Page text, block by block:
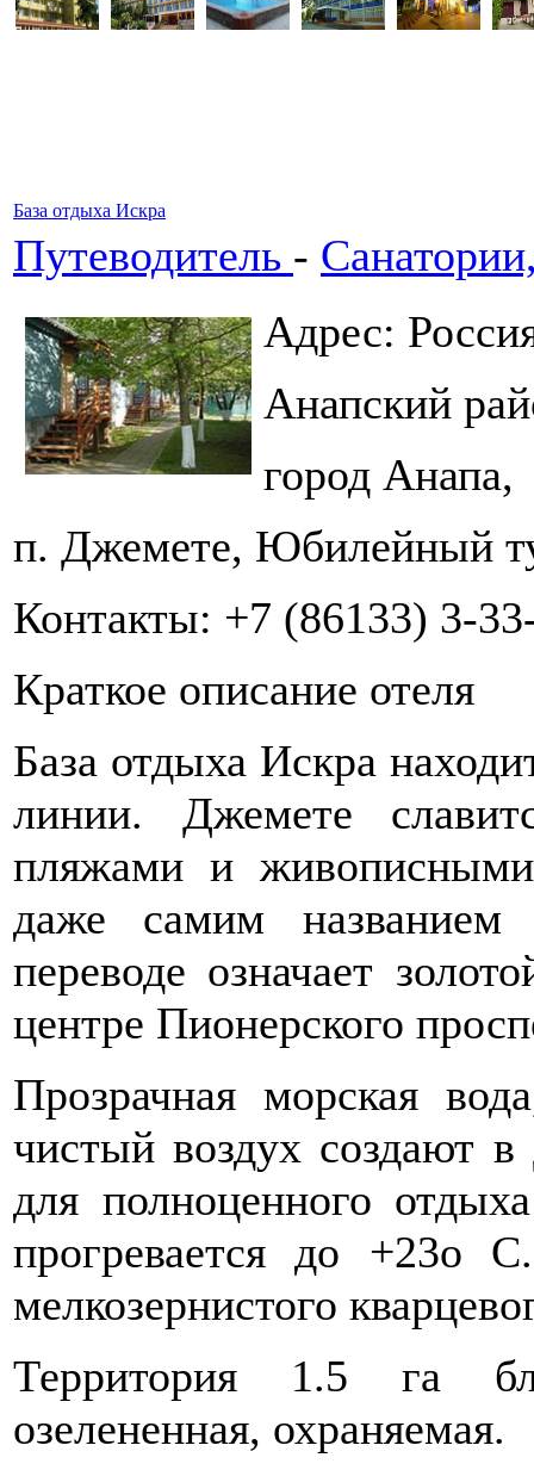
База отдыха Искра
Путеводитель -
Адрес:
Анапский
город Анапа,
п. Джемете, Юбилейный
Контакты: +7 (86133) 3-
Краткое описание отеля
База отдыха Искра
линии. Джемете
пляжами и
даже самим
переводе означает
центре Пионерского
Прозрачная морская
чистый воздух создают
для полноценного
прогревается до +23o
мелкозернистого
Территория 1.5 га
озелененная, охраняемая.